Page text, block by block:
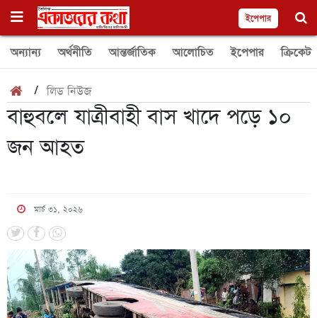
ইপেপার
অন্যান্য অর্থনীতি আন্তর্জাতিক আলোচিত ইপেপার ক্রিকেট
/লিড নিউজ
বাহুবলে যাত্রীবাহী বাস খাদে পড়ে ১০
জন আহত
মার্চ ৩১, ২০২৬